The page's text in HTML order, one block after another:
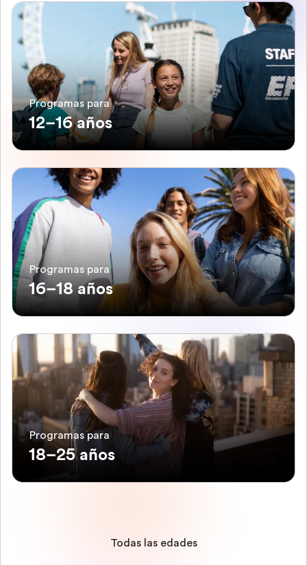
Programas para
12–16 años
Programas para
16–18 años
Programas para
18–25 años
Todas las edades